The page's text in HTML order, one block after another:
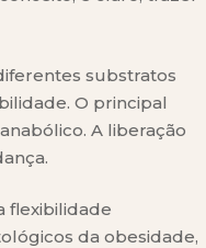
substratos
O principal
A liberação
flexibilidade
da obesidade,